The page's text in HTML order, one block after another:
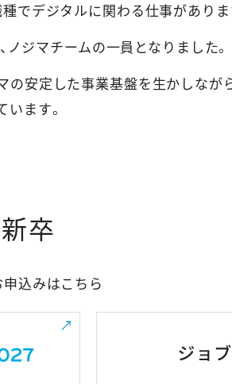
でデジタルに関わる仕事がありま
ノジマチームの一員となりました。
の安定した事業基盤を生かしなが
ます。
卒
込みはこちら